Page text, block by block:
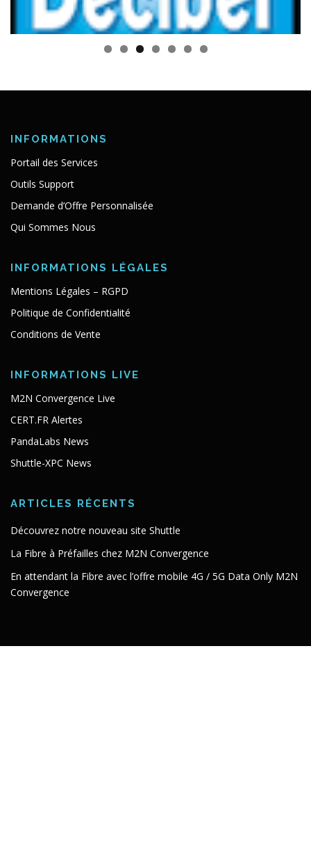
INFORMATIONS
Portail des Services
Outils Support
Demande d’Offre Personnalisée
Qui Sommes Nous
INFORMATIONS LÉGALES
Mentions Légales – RGPD
Politique de Confidentialité
Conditions de Vente
INFORMATIONS LIVE
M2N Convergence Live
CERT.FR Alertes
PandaLabs News
Shuttle-XPC News
ARTICLES RÉCENTS
Découvrez notre nouveau site Shuttle
La Fibre à Préfailles chez M2N Convergence
En attendant la Fibre avec l’offre mobile 4G / 5G Data Only M2N
Convergence